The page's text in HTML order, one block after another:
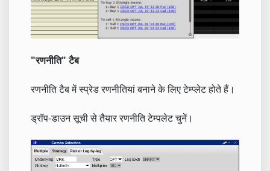
"रणनीति" टैब
रणनीति टैब में स्प्रेड रणनीतियां बनाने के लिए टेम्प्लेट होते हैं।
ड्रॉप-डाउन सूची से तैयार रणनीति टेम्पलेट चुनें।